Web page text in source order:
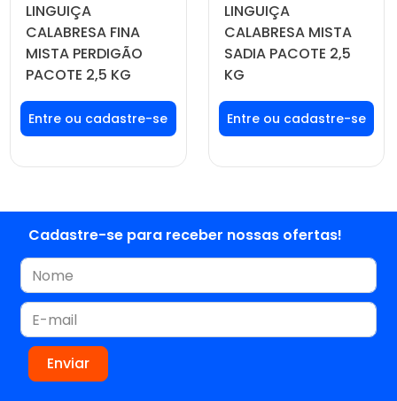
LINGUIÇA
CALABRESA FINA
MISTA PERDIGÃO
PACOTE 2,5 KG
Faça seu login ou
cadastre-se para
ver preços e
LINGUIÇA
CALABRESA MISTA
SADIA PACOTE 2,5
KG
Faça seu login ou
cadastre-se para
ver preços e
Cadastre-se para receber nossas ofertas!